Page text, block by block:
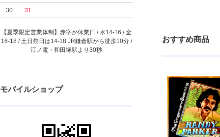
30 31
【夏季限定営業体制】赤字が休業日 / 水14-16 / 金
16-18 / 土日祭日は14-18 JR鎌倉駅から徒歩10分 /
江ノ電・和田塚駅より30秒
モバイルショップ
おすすめ商品